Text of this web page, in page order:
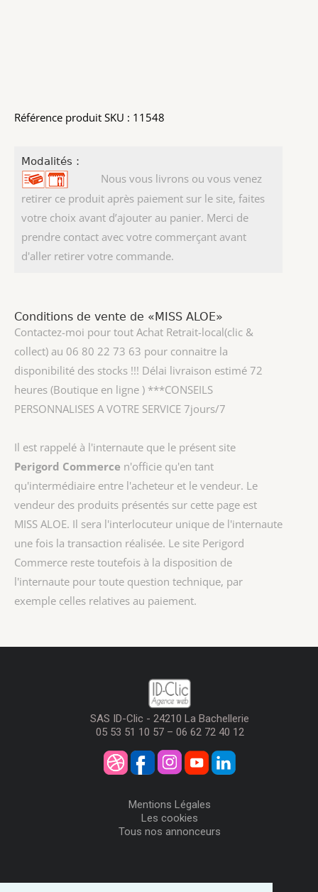
Référence produit SKU : 11548
Modalités :
Nous vous livrons ou vous venez
retirer ce produit après paiement sur le site, faites
votre choix avant d’ajouter au panier. Merci de
prendre contact avec votre commerçant avant
d'aller retirer votre commande.
Conditions de vente de «MISS ALOE»
Contactez-moi pour tout Achat Retrait-local(clic &
collect) au 06 80 22 73 63 pour connaitre la
disponibilité des stocks !!! Délai livraison estimé 72
heures (Boutique en ligne ) ***CONSEILS
PERSONNALISES A VOTRE SERVICE 7jours/7
Il est rappelé à l'internaute que le présent site
Perigord Commerce n'officie qu'en tant
qu'intermédiaire entre l'acheteur et le vendeur. Le
vendeur des produits présentés sur cette page est
MISS ALOE. Il sera l'interlocuteur unique de l'internaute
une fois la transaction réalisée. Le site Perigord
Commerce reste toutefois à la disposition de
l'internaute pour toute question technique, par
exemple celles relatives au paiement.
SAS ID-Clic - 24210 La Bachellerie
05 53 51 10 57 – 06 62 72 40 12
Mentions Légales
Les cookies
Tous nos annonceurs